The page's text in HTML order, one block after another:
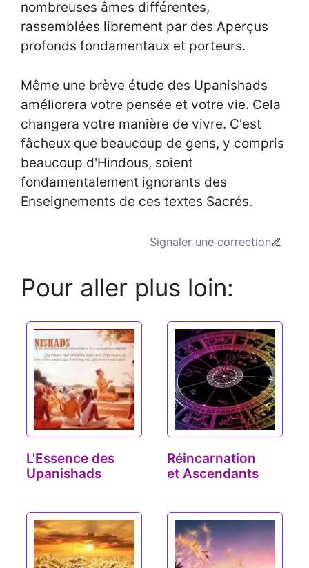
nombreuses âmes différentes,
rassemblées librement par des Aperçus
profonds fondamentaux et porteurs.
Même une brève étude des Upanishads
améliorera votre pensée et votre vie. Cela
changera votre manière de vivre. C'est
fâcheux que beaucoup de gens, y compris
beaucoup d'Hindous, soient
fondamentalement ignorants des
Enseignements de ces textes Sacrés.
Signaler une correction
Pour aller plus loin:
L'Essence des
Upanishads
Réincarnation
et Ascendants